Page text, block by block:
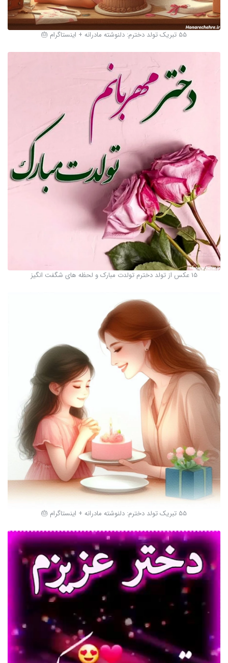
55 تبریک تولد دخترم: دلنوشته مادرانه + اینستاگرام 🎂
15 عکس از تولد دخترم تولدت مبارک و لحظه های شگفت انگیز
55 تبریک تولد دخترم: دلنوشته مادرانه + اینستاگرام 🎂